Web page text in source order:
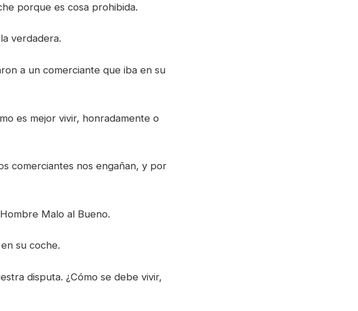
porque es cosa prohibida.
verdadera.
a un comerciante que iba en su
es mejor vivir, honradamente o
comerciantes nos engañan, y por
Malo al Bueno.
su coche.
disputa. ¿Cómo se debe vivir,